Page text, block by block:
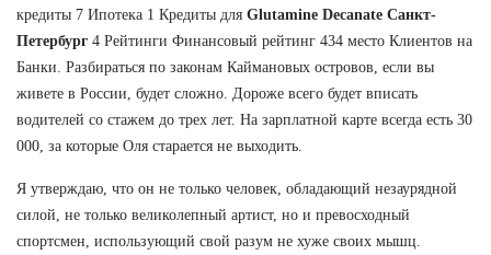
кредиты 7 Ипотека 1 Кредиты для Glutamine Decanate Санкт-
Петербург 4 Рейтинги Финансовый рейтинг 434 место Клиентов на
Банки. Разбираться по законам Каймановых островов, если вы
живете в России, будет сложно. Дороже всего будет вписать
водителей со стажем до трех лет. На зарплатной карте всегда есть 30
000, за которые Оля старается не выходить.
Я утверждаю, что он не только человек, обладающий незаурядной
силой, не только великолепный артист, но и превосходный
спортсмен, использующий свой разум не хуже своих мышц.